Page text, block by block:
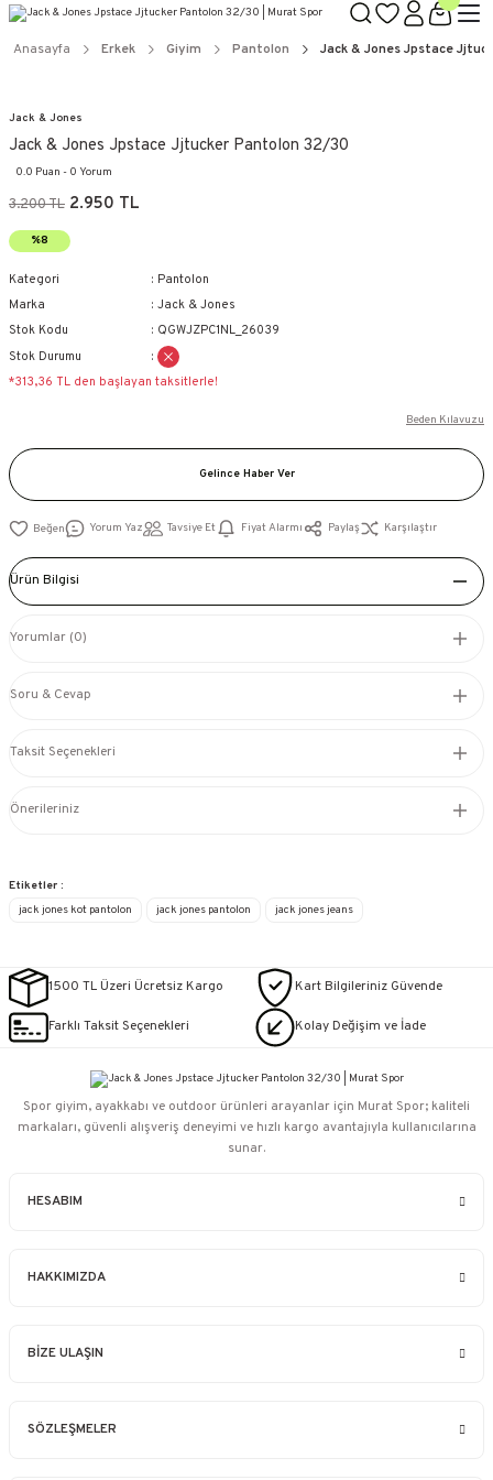
Anasayfa Erkek Giyim Pantolon Jack & Jones Jpstace
Jack & Jones
Jack & Jones Jpstace Jjtucker Pantolon 32/30
0.0 Puan - 0 Yorum
3.200 TL 2.950 TL
%8
Kategori
Pantolon
Marka
Jack & Jones
Stok Kodu
QGWJZPC1NL_26039
Stok Durumu
*313,36 TL den başlayan taksitlerle!
Beden Kılavuzu
Gelince Haber Ver
Yorum Yaz Tavsiye Et Fiyat Alarmı Paylaş Karşılaştır
Ürün Bilgisi
Yorumlar (0)
Soru & Cevap
Taksit Seçenekleri
Önerileriniz
Etiketler :
jack jones kot pantolon
jack jones pantolon jack jones jeans
1500 TL Üzeri Ücretsiz Kargo Kart Bilgileriniz Güvende
Farklı Taksit Seçenekleri Kolay Değişim ve İade
HESABIM
HAKKIMIZDA
BİZE ULAŞIN
SÖZLEŞMELER
Spor giyim, ayakkabı ve outdoor ürünleri arayanlar için Murat Spor; kaliteli
markaları, güvenli alışveriş deneyimi ve hızlı kargo avantajıyla kullanıcılarına
sunar.